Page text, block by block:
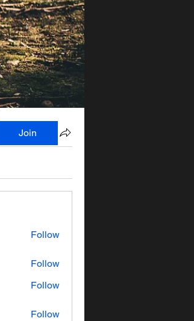
Join
Follow
Follow
Follow
Follow